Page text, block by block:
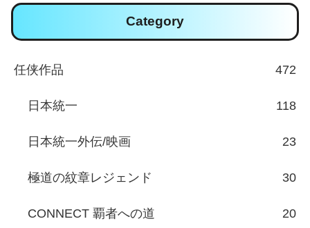
Category
任侠作品 472
日本統一 118
日本統一外伝/映画 23
極道の紋章レジェンド 30
CONNECT 覇者への道 20